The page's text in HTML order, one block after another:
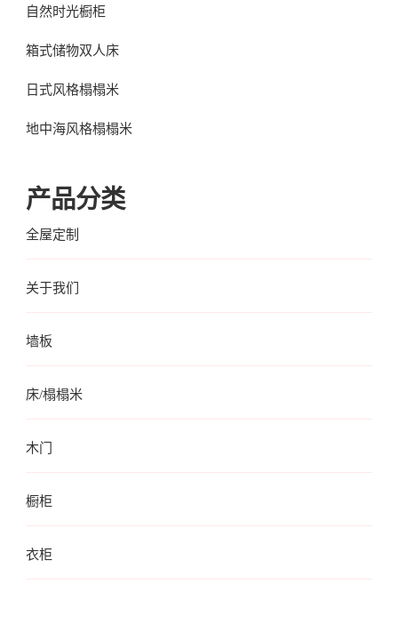
自然时光橱柜
箱式储物双人床
日式风格榻榻米
地中海风格榻榻米
产品分类
全屋定制
关于我们
墙板
床/榻榻米
木门
橱柜
衣柜